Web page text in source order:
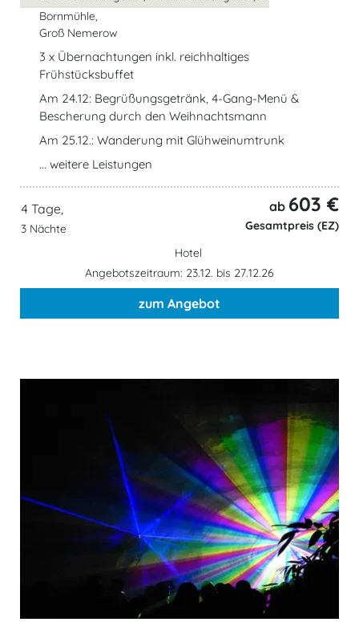
Bornmühle,
Groß Nemerow
3 x Übernachtungen inkl. reichhaltiges
Frühstücksbuffet
Am 24.12: Begrüßungsgetränk, 4-Gang-Menü &
Bescherung durch den Weihnachtsmann
Am 25.12.: Wanderung mit Glühweinumtrunk
... weitere Leistungen
4 Tage,
3 Nächte
ab 603 €
Gesamtpreis (EZ)
Hotel
Angebotszeitraum: 23.12. bis 27.12.26
zum Angebot